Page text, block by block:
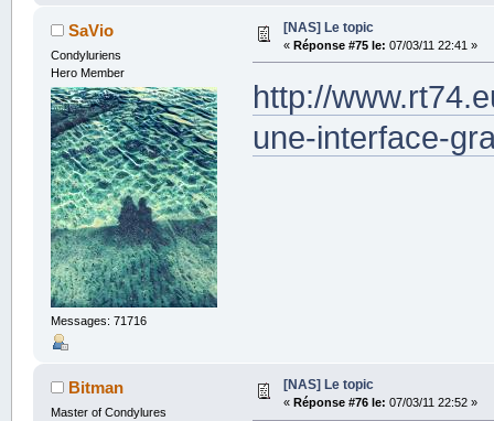
SaVio
Condyluriens
Hero Member
Messages: 71716
[NAS] Le topic
« Réponse #75 le: 07/03/11 22:41 »
http://
une-interface-
Bitman
Master of Condylures
[NAS] Le topic
« Réponse #76 le: 07/03/11 22:52 »